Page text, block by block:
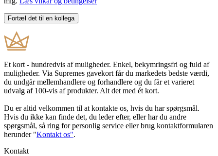
Et kort - hundredvis af muligheder. Enkel, bekymringsfri og fuld af
muligheder. Via Supremes gavekort får du markedets bedste værdi,
du undgår mellemhandlere og forhandlere og du får et varieret
udvalg af 100-vis af produkter. Alt det med ét kort.
Du er altid velkommen til at kontakte os, hvis du har spørgsmål.
Hvis du ikke kan finde det, du leder efter, eller har du andre
spørgsmål, så ring for personlig service eller brug kontaktformularen
herunder "Kontakt os".
Kontakt